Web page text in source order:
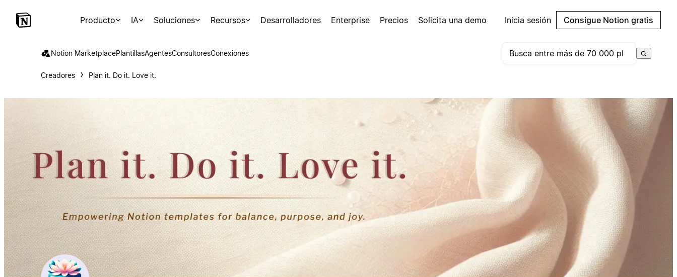
Producto IA Soluciones Recursos Desarrolladores Enterprise Precios Solicita una demo Inicia sesión Consigue Notion gratis
Notion MarketplacePlantillasAgentesConsultoresConexiones
Creadores Plan it. Do it. Love it.